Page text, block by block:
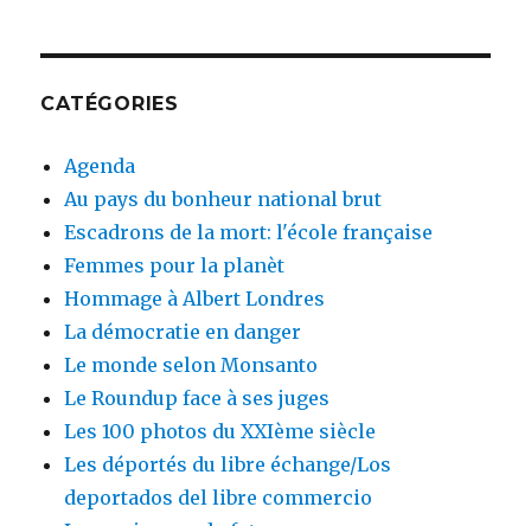
CATÉGORIES
Agenda
Au pays du bonheur national brut
Escadrons de la mort: l'école française
Femmes pour la planèt
Hommage à Albert Londres
La démocratie en danger
Le monde selon Monsanto
Le Roundup face à ses juges
Les 100 photos du XXIème siècle
Les déportés du libre échange/Los
deportados del libre commercio